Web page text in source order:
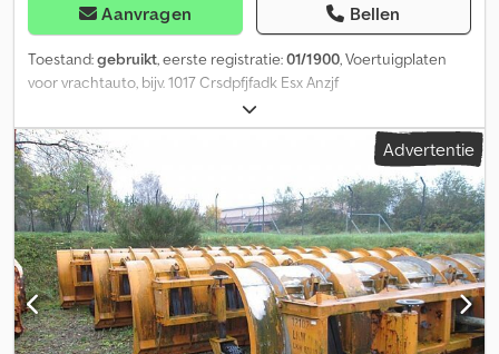
Aanvragen Bellen
Toestand:gebruikt, eerste registratie:01/1900, Voertuigplaten
voor vrachtauto, bijv. 1017 Crsdpfjfadk Esx Anzjf
Advertentie